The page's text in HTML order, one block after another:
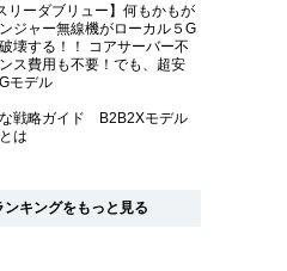
リーダブリュー】何もかもが
ジャー無線機がローカル５G
壊する！！ コアサーバー不
ス費用も不要！でも、超安
モデル
戦略ガイド B2B2Xモデル
は
キングをもっと見る